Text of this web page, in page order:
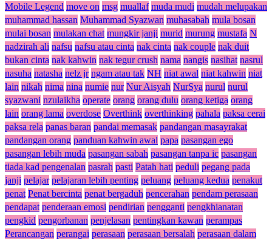
Mobile Legend move on msg muallaf muda mudi mudah melupakan
muhammad hassan Muhammad Syazwan muhasabah mula bosan
mulai bosan mulakan chat mungkir janji murid murung mustafa N
nadzirah ali nafsu nafsu atau cinta nak cinta nak couple nak duit
bukan cinta nak kahwin nak tegur crush nama nangis nasihat nasrul
nasuha natasha nelz jr ngam atau tak NH niat awal niat kahwin niat
lain nikah nima nina numie nur Nur Aisyah NurSya nurul nurul
syazwani nzulaikha operate orang orang dulu orang ketiga orang
lain orang lama overdose Overthink overthinking pahala paksa cerai
paksa rela panas baran pandai memasak pandangan masayrakat
pandangan orang panduan kahwin awal papa pasangan ego
pasangan lebih muda pasangan sabah pasangan tanpa ic pasangan
tiada kad pengenalan pasrah pasti Patah hati peduli pegang pada
janji pelajar pelajaran lebih penting peluang peluang kedua penakut
penat Penat bercinta penat bergaduh pencerahan pendam perasaan
pendapat penderaan emosi pendirian pengganti pengkhianatan
pengkid pengorbanan penjelasan pentingkan kawan perampas
Perancangan perangai perasaan perasaan bersalah perasaan dalam